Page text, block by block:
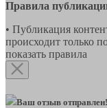
Правила
• Публикация
происходит только
показать правила
Ваш отзыв отправлен!